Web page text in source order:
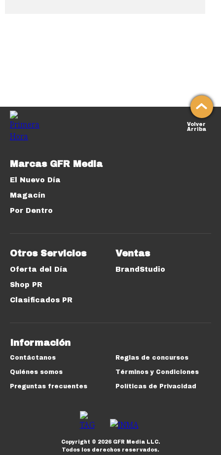
Volver
Arriba
Marcas GFR Media
El Nuevo Día
Magacín
Por Dentro
Otros Servicios
Oferta del Día
Shop PR
Clasificados PR
Ventas
BrandStudio
Información
Contáctanos
Quiénes somos
Preguntas frecuentes
Reglas de concursos
Términos y Condiciones
Políticas de Privacidad
Copyright © 2026GFR Media LLC.
Todos los derechos reservados.